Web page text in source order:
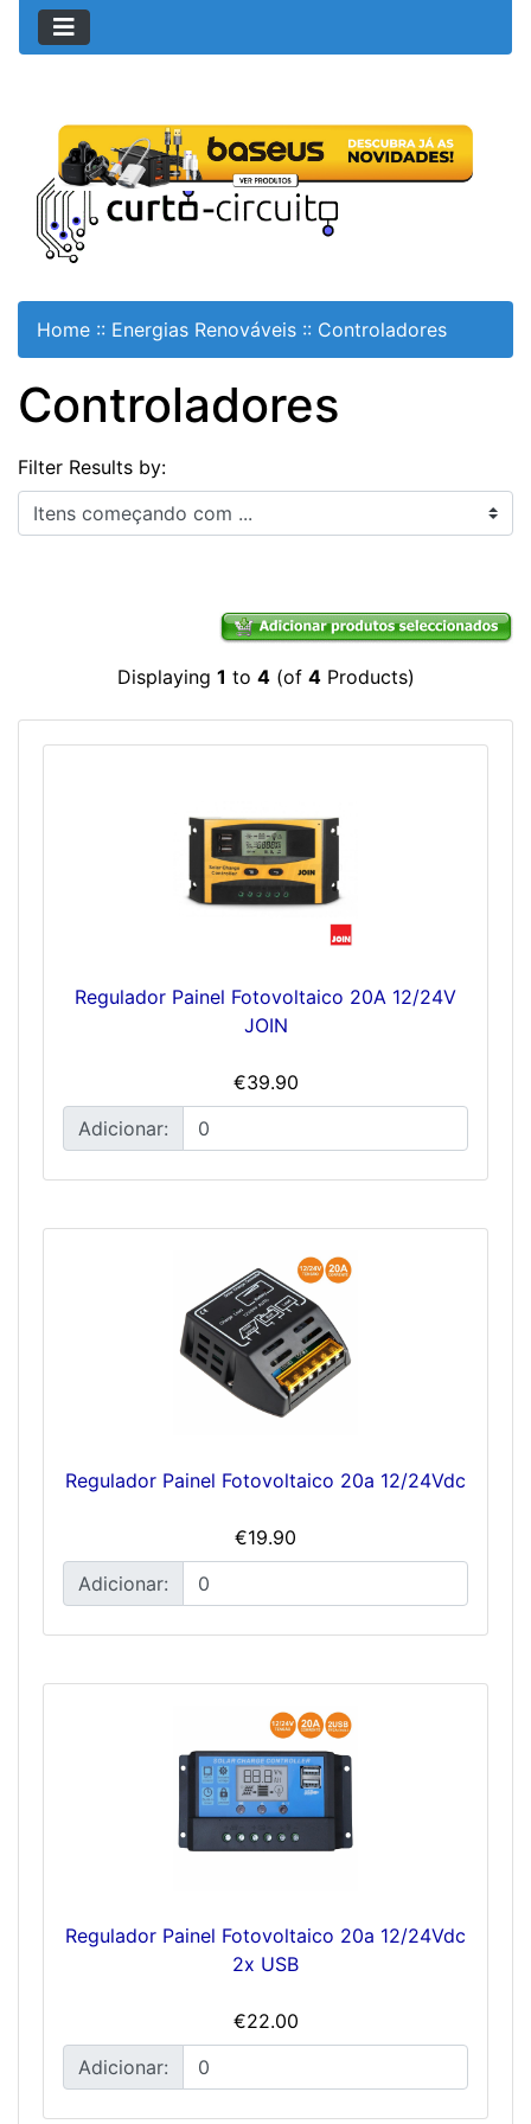
Home :: Energias Renováveis :: Controladores
Controladores
Filter Results by:
Itens começando com ...
Displaying 1 to 4(of 4Products)
Regulador Painel Fotovoltaico 20A 12/24V
JOIN
€39.90
Adicionar:
Regulador Painel Fotovoltaico 20a 12/24Vdc
€19.90
Adicionar:
Regulador Painel Fotovoltaico 20a 12/24Vdc
2x USB
€22.00
Adicionar: